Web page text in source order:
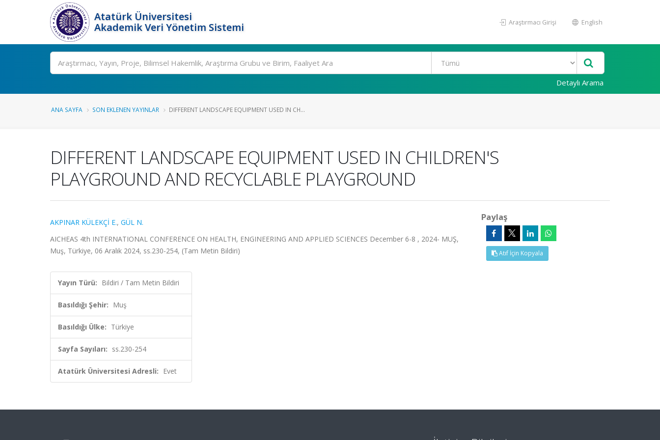
Atatürk Üniversitesi
Akademik Veri Yönetim Sistemi
Araştırmacı Girişi English
Ara
Detaylı Arama
ANA SAYFA SON EKLENEN YAYINLAR DIFFERENT LANDSCAPE EQUIPMENT USED IN CH...
DIFFERENT LANDSCAPE EQUIPMENT USED IN CHILDREN'S
PLAYGROUND AND RECYCLABLE PLAYGROUND
AKPINAR KÜLEKÇİ E., GÜL N.
AICHEAS 4th INTERNATIONAL CONFERENCE ON HEALTH, ENGINEERING AND APPLIED SCIENCES December 6-8 , 2024- MUŞ,
Muş, Türkiye, 06 Aralık 2024, ss.230-254, (Tam Metin Bildiri)
Yayın Türü: Bildiri / Tam Metin Bildiri
Basıldığı Şehir: Muş
Basıldığı Ülke: Türkiye
Sayfa Sayıları: ss.230-254
Atatürk Üniversitesi Adresli: Evet
Paylaş
Atıf İçin Kopyala